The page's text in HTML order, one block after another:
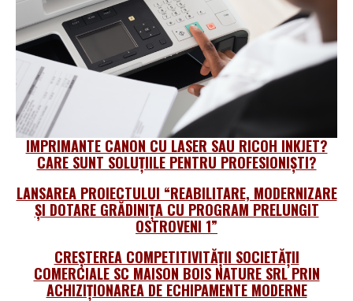
IMPRIMANTE CANON CU LASER SAU RICOH INKJET?
CARE SUNT SOLUȚIILE PENTRU PROFESIONIŞTI?
LANSAREA PROIECTULUI “REABILITARE, MODERNIZARE
ȘI DOTARE GRĂDINIȚA CU PROGRAM PRELUNGIT
OSTROVENI 1”
CREȘTEREA COMPETITIVITĂȚII SOCIETĂȚII
COMERCIALE SC MAISON BOIS NATURE SRL PRIN
ACHIZIȚIONAREA DE ECHIPAMENTE MODERNE